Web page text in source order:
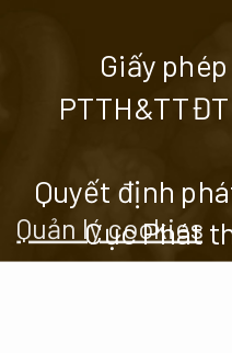
Giấy
Quyết định
Cục Phát
Quản lý cookies